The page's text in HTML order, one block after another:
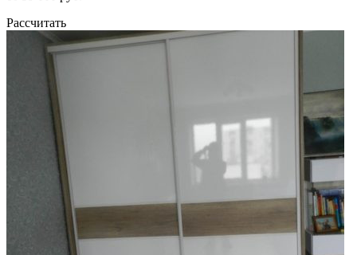
Рассчитать